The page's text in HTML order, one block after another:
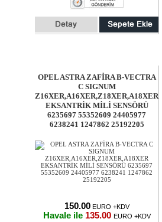
OPEL ASTRA ZAFİRA B-VECTRA
C SIGNUM
Z16XER,A16XER,Z18XER,A18XER
EKSANTRİK MİLİ SENSÖRÜ
6235697 55352609 24405977
6238241 1247862 25192205
150.00 EURO +KDV
Havale ile 135.00 EURO +KDV